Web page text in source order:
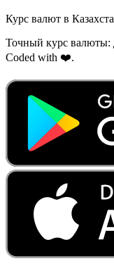
Курс валют в
Точный курс валюты:
Coded with ❤️.